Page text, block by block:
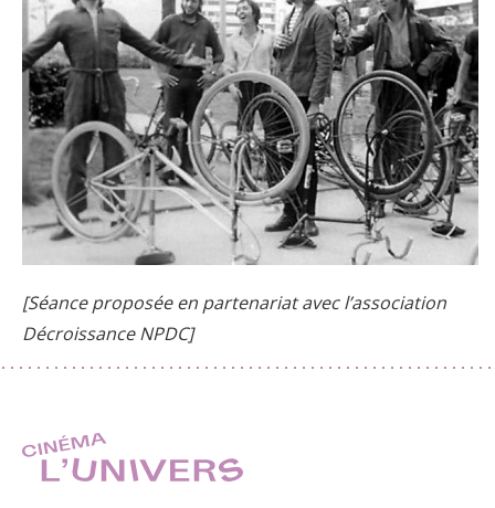
[Séance proposée en partenariat avec l’association
Décroissance NPDC]